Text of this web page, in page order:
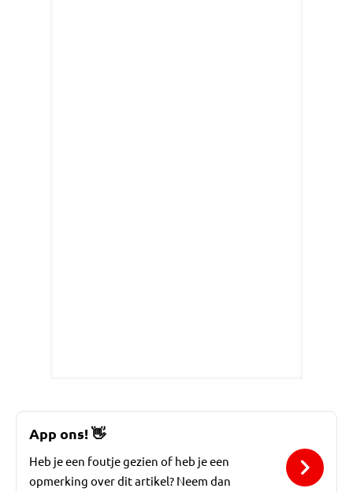
App ons!👋
Heb je een foutje gezien of heb je een
opmerking over dit artikel? Neem dan